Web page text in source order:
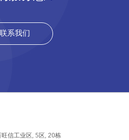
联系我们
信工业区, 5区, 20栋